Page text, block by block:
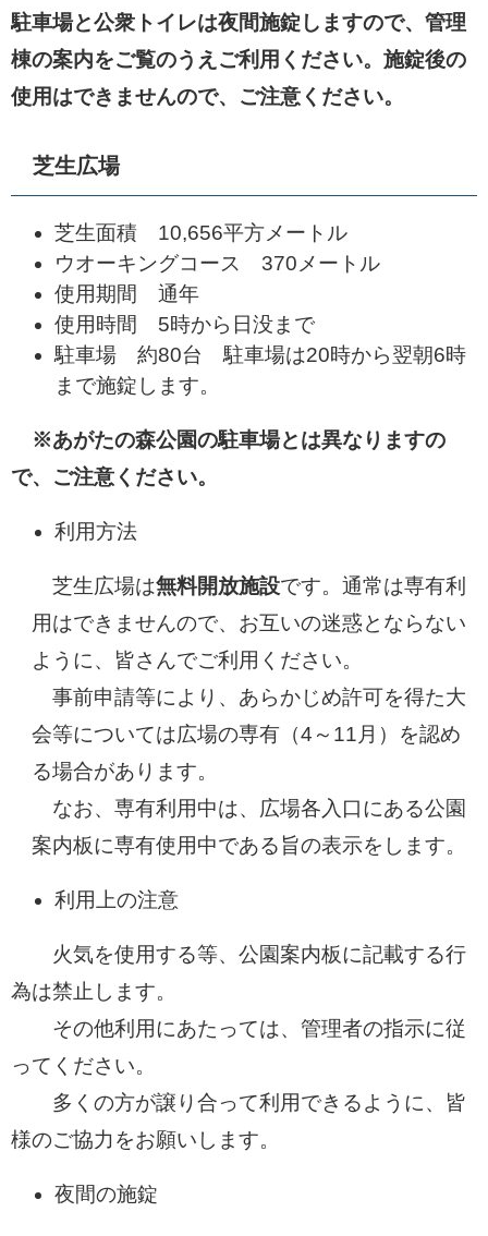
駐車場と公衆トイレは夜間施錠しますので、管理
棟の案内をご覧のうえご利用ください。施錠後の
使用はできませんので、ご注意ください。
芝生広場
芝生面積 10,656平方メートル
ウオーキングコース 370メートル
使用期間 通年
使用時間 5時から日没まで
駐車場 約80台 駐車場は20時から翌朝6時
まで施錠します。
※あがたの森公園の駐車場とは異なりますの
で、ご注意ください。
利用方法
芝生広場は無料開放施設です。通常は専有利
用はできませんので、お互いの迷惑とならない
ように、皆さんでご利用ください。
事前申請等により、あらかじめ許可を得た大
会等については広場の専有（4～11月）を認め
る場合があります。
なお、専有利用中は、広場各入口にある公園
案内板に専有使用中である旨の表示をします。
利用上の注意
火気を使用する等、公園案内板に記載する行
為は禁止します。
その他利用にあたっては、管理者の指示に従
ってください。
多くの方が譲り合って利用できるように、皆
様のご協力をお願いします。
夜間の施錠